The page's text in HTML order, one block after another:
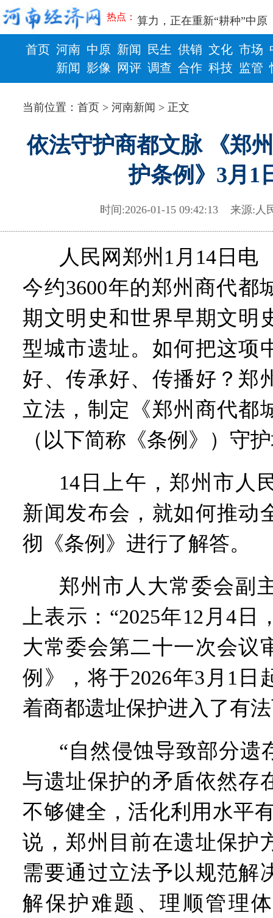
热点： 算力，正在重新“耕种”中原
河南省二十条硬核举措出炉
河南省主汛期防汛抗旱工作
“从根本上改变了中国人民
从国家科技奖看中原创新跃
河南省党政代表团赴新疆考
工业遗存上“长”出文化IP群
河南可再生能源装机突破1
三个“没想到”刷新港区速度
336件（组）意大利文物在
河南省政协十三届常委会
习近平对防汛救灾工作作出
郑州、济南、青岛三城联合
2026年“文明实践进基层”主
省政协十三届常委会第二十
“七一勋章”获得者丨“炼油
“建设社会主义现代化强国
豫篮联赛结束第十七轮争
算力，正在重新“耕种”中原
河南省二十条硬核举措出
河南省主汛期防汛抗旱工
“从根本上改变了中国人
首页 河南
新闻
中原
影像
新闻
网评
民生
调查
供销
合作
文化
科技
市场
监管
财政 健康
当前位置：首页 >河南新闻 > 正文
依法守护商都文脉 《郑
护条例》3月1
时间:2026-01-15 09:42:13 来源: 人
人民网郑州1月14日电
今约3600年的郑州商代都
期文明史和世界早期文明
型城市遗址。如何把这项
好、传承好、传播好？郑
立法，制定《郑州商代都
（以下简称《条例》）守
14日上午，郑州市人
新闻发布会，就如何推动
彻《条例》进行了解答。
郑州市人大常委会副
上表示：“2025年12月4
大常委会第二十一次会议
例》，将于2026年3月1日
着商都遗址保护进入了有
“自然侵蚀导致部分遗
与遗址保护的矛盾依然存
不够健全，活化利用水平
说，郑州目前在遗址保护
需要通过立法予以规范解
解保护难题、理顺管理